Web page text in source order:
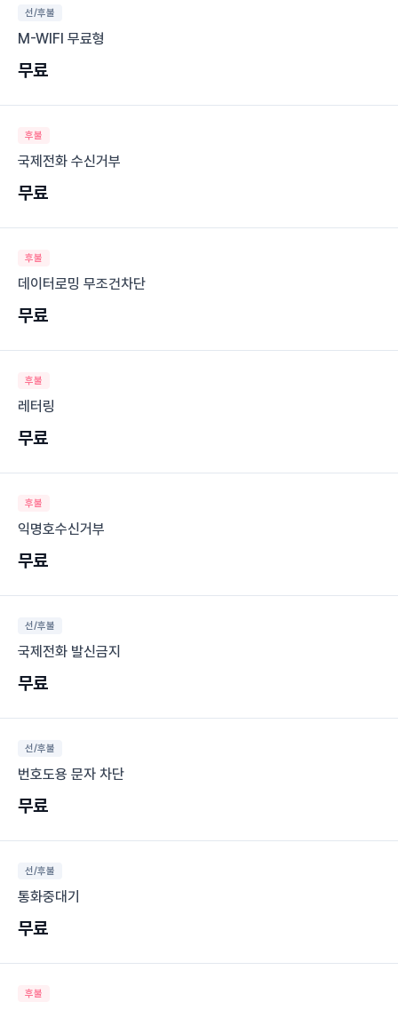
선/후불
M-WIFI 무료형
무료
후불
국제전화 수신거부
무료
후불
데이터로밍 무조건차단
무료
후불
레터링
무료
후불
익명호수신거부
무료
선/후불
국제전화 발신금지
무료
선/후불
번호도용 문자 차단
무료
선/후불
통화중대기
무료
후불